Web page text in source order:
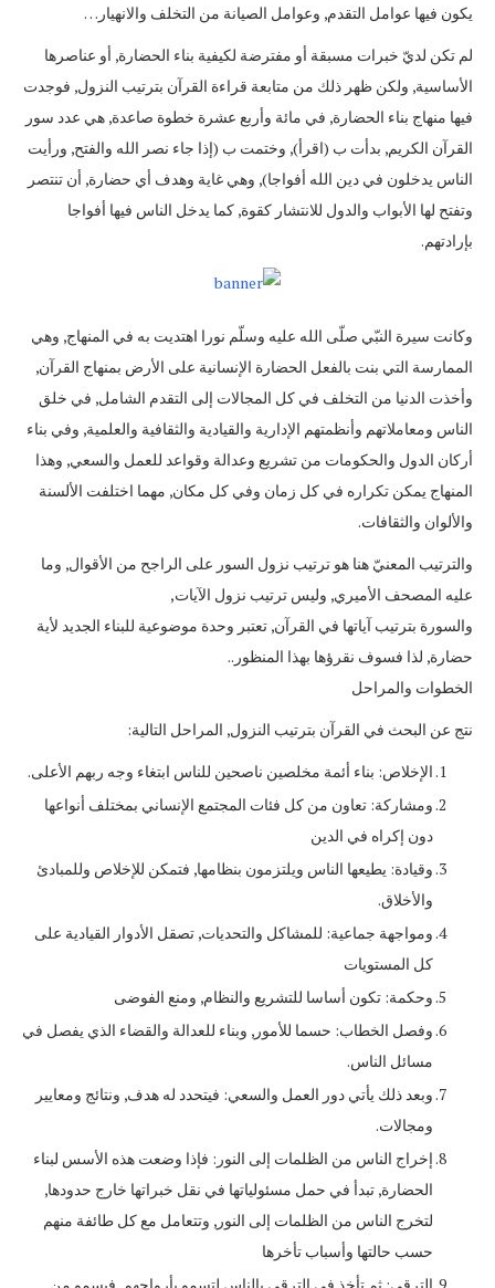
يكون فيها عوامل التقدم, وعوامل الصيانة من التخلف والانهيار…
لم تكن لديّ خبرات مسبقة أو مفترضة لكيفية بناء الحضارة, أو عناصرها
الأساسية, ولكن ظهر ذلك من متابعة قراءة القرآن بترتيب النزول, فوجدت
فيها منهاج بناء الحضارة, في مائة وأربع عشرة خطوة صاعدة, هي عدد سور
القرآن الكريم, بدأت ب (اقرأ), وختمت ب (إذا جاء نصر الله والفتح, ورأيت
الناس يدخلون في دين الله أفواجا), وهي غاية وهدف أي حضارة, أن تنتصر
وتفتح لها الأبواب والدول للانتشار كقوة, كما يدخل الناس فيها أفواجا
بإرادتهم.
وكانت سيرة النبّي صلّى الله عليه وسلّم نورا اهتديت به في المنهاج, وهي
الممارسة التي بنت بالفعل الحضارة الإنسانية على الأرض بمنهاج القرآن,
وأخذت الدنيا من التخلف في كل المجالات إلى التقدم الشامل, في خلق
الناس ومعاملاتهم وأنظمتهم الإدارية والقيادية والثقافية والعلمية, وفي بناء
أركان الدول والحكومات من تشريع وعدالة وقواعد للعمل والسعي, وهذا
المنهاج يمكن تكراره في كل زمان وفي كل مكان, مهما اختلفت الألسنة
والألوان والثقافات.
والترتيب المعنيّ هنا هو ترتيب نزول السور على الراجح من الأقوال, وما
عليه المصحف الأميري, وليس ترتيب نزول الآيات,
والسورة بترتيب آياتها في القرآن, تعتبر وحدة موضوعية للبناء الجديد لأية
حضارة, لذا فسوف نقرؤها بهذا المنظور..
الخطوات والمراحل
نتج عن البحث في القرآن بترتيب النزول, المراحل التالية:
الإخلاص: بناء أئمة مخلصين ناصحين للناس ابتغاء وجه ربهم الأعلى.
ومشاركة: تعاون من كل فئات المجتمع الإنساني بمختلف أنواعها
دون إكراه في الدين
وقيادة: يطيعها الناس ويلتزمون بنظامها, فتمكن للإخلاص وللمبادئ
والأخلاق.
ومواجهة جماعية: للمشاكل والتحديات, تصقل الأدوار القيادية على
كل المستويات
وحكمة: تكون أساسا للتشريع والنظام, ومنع الفوضى
وفصل الخطاب: حسما للأمور, وبناء للعدالة والقضاء الذي يفصل في
مسائل الناس.
وبعد ذلك يأتي دور العمل والسعي: فيتحدد له هدف, ونتائج ومعايير
ومجالات.
إخراج الناس من الظلمات إلى النور: فإذا وضعت هذه الأسس لبناء
الحضارة, تبدأ في حمل مسئولياتها في نقل خبراتها خارج حدودها,
لتخرج الناس من الظلمات إلى النور, وتتعامل مع كل طائفة منهم
حسب حالتها وأسباب تأخرها